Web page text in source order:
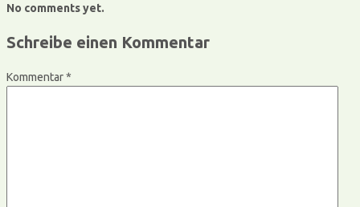
No comments yet.
Schreibe einen Kommentar
Kommentar*